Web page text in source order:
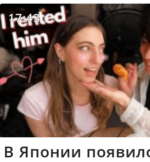
17:43
В Японии